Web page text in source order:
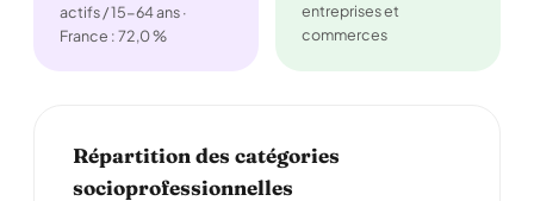
actifs / 15-64 ans ·
France : 72,0 %
entreprises et
commerces
Répartition des catégories
socioprofessionnelles